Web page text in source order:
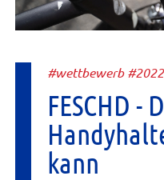
#wettbewerb #2022
FESCHD -
kann